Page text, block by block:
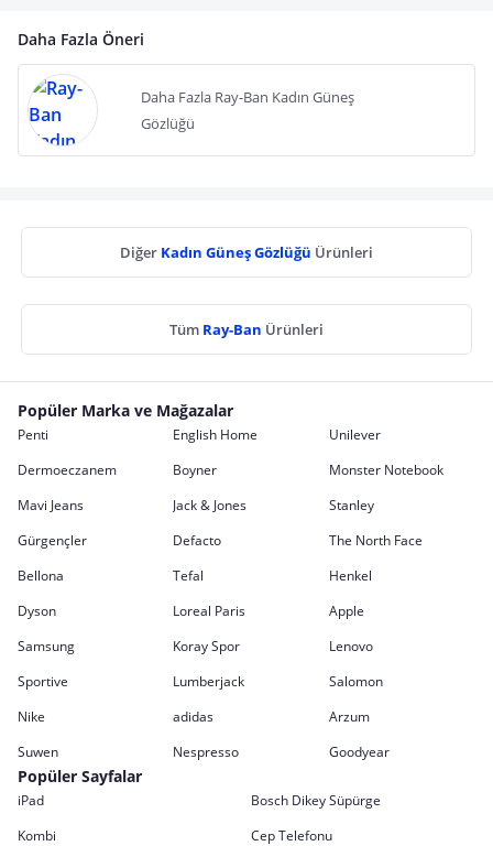
Daha Fazla Öneri
Daha Fazla Ray-Ban Kadın Güneş
Gözlüğü
Diğer Kadın Güneş Gözlüğü Ürünleri
Tüm Ray-Ban Ürünleri
Popüler Marka ve Mağazalar
Penti English Home
Unilever
Dermoeczanem
Boyner
Monster Notebook
Mavi Jeans
Jack & Jones
Stanley
Gürgençler
Defacto
The North Face
Bellona
Tefal
Henkel
Dyson
Loreal Paris
Apple
Samsung
Koray Spor
Lenovo
Sportive
Lumberjack
Salomon
Nike
adidas
Arzum
Suwen
Nespresso Goodyear
Popüler Sayfalar
iPad
Bosch Dikey Süpürge
Kombi
Cep Telefonu